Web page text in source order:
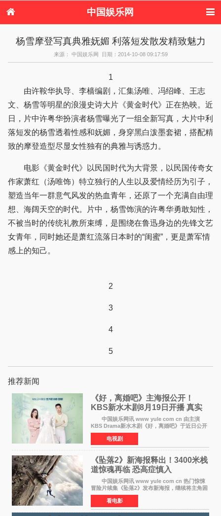
中国娱乐网
电视剧
演唱会 综艺节目
偶像活动
杨雪摩登写真典雅妩媚 利落短发散发精致魅力
来源： 中国娱乐网 日期：2014-10-08 09:17:59
1
由许鞍华执导、李樯编剧，汇集汤唯、冯绍峰、王志
文、杨雪等明星的浪漫史诗大片《黄金时代》正在热映。近
日，片中许粤华扮演者杨雪曝光了一组全新写真，大片中利
落短发的杨雪透着性感和妩媚，身穿黑白泼墨套裙，搭配精
致的摩登造型尽显女性独有的典雅与诱惑力。
电影《黄金时代》以民国时代为大背景，以民国传奇女
作家萧红（汤唯饰）特立独行的人生以及爱情经历为引子，
塑造当年一群意气风发的热血青年，还原了一个充满自由理
想、海阔天空的时代。片中，杨雪饰演的许粤华勇敢知性，
不被当时的传统礼教所束缚，是围绕在鲁迅身边的先锋文艺
女青年，同时她还是萧红流落日本时的“闺蜜”，更是萧军情
感上的知己。
2
3
4
5
推荐新闻
《好，离婚吧》主海报公开！
KBS新水木剧8月19日开播 真实
离婚体验记来袭
中国娱乐网讯 www yule com cn 由主演
KBS Drama新水木剧《好，离婚吧》于近日公开
主海报，正式进入开播倒计时。 海报中，男
女主角背对背站立，各自望向不同方向，中央的
空白与冷漠的表情
电视剧
《坠落2》新海报释出！3400米栈
道惊魂再临 恐高症慎入
中国娱乐网讯 www yule com cn 热门惊悚
冒险片续集《坠落2》发布新海报，继续将主角困
于绝境高处——这一次，是摇摇欲坠的徒步栈
道。该片将于今年9月2日北美上映，恐高症患者
请提前做好心理
看电影